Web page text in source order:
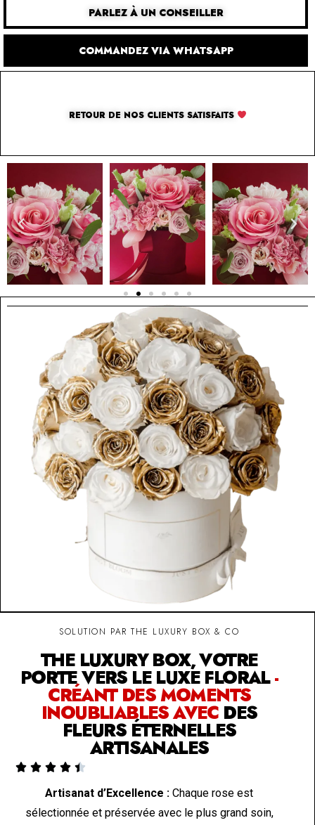
PARLEZ À UN CONSEILLER
COMMANDEZ VIA WHATSAPP
RETOUR DE NOS CLIENTS SATISFAITS
SOLUTION PAR THE LUXURY BOX & CO
THE LUXURY BOX, VOTRE
PORTE VERS LE LUXE FLORAL-
CRÉANT DES MOMENTS
INOUBLIABLES AVEC DES
FLEURS ÉTERNELLES
ARTISANALES
    
Artisanat d’Excellence : Chaque rose est
sélectionnée et préservée avec le plus grand soin,